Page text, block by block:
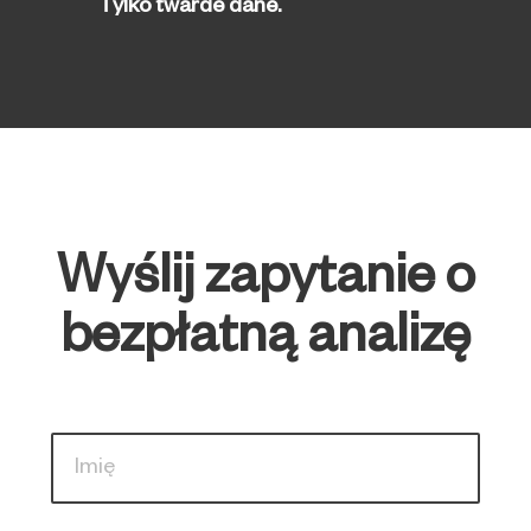
Tylko twarde dane.
Wyślij zapytanie o
bezpłatną analizę